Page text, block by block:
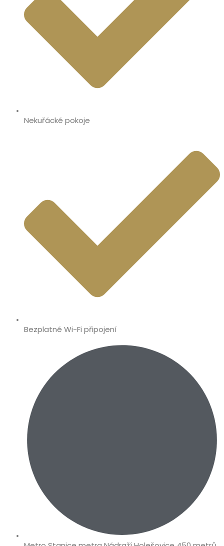
Nekuřácké pokoje
Bezplatné Wi-Fi připojení